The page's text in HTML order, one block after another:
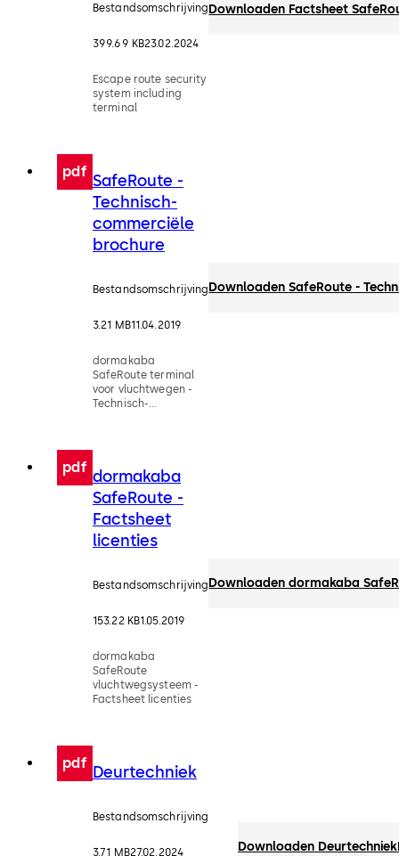
Bestandsomschrijving
399.69 KB23.02.2024
Escape route security
system including
terminal
Downloaden Factsheet
pdf SafeRoute -
Technisch-
commerciële
brochure
Bestandsomschrijving
3.21 MB11.04.2019
dormakaba
SafeRoute terminal
voor vluchtwegen -
Technisch-
Downloaden SafeRoute -
pdf dormakaba
SafeRoute -
Factsheet
licenties
Bestandsomschrijving
153.22 KB1.05.2019
dormakaba
SafeRoute
vluchtwegsysteem -
Factsheet licenties
Downloaden dormakaba
pdf Deurtechniek
Bestandsomschrijving
3.71 MB27.02.2024 Downloaden Deurtechniek